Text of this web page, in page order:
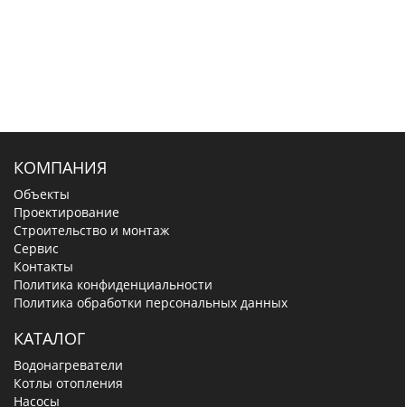
КОМПАНИЯ
Объекты
Проектирование
Строительство и монтаж
Сервис
Контакты
Политика конфиденциальности
Политика обработки персональных данных
КАТАЛОГ
Водонагреватели
Котлы отопления
Насосы